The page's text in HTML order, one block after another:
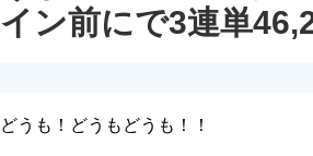
イン前にで3連単
どうも！どうもどうも！！